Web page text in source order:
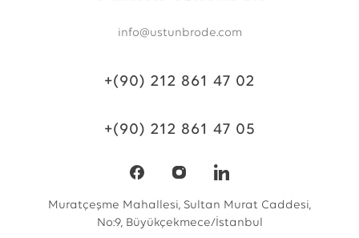
info@ustunbrode.com
+(90) 212 861 47 02
+(90) 212 861 47 05
Muratçeşme Mahallesi, Sultan Murat Caddesi,
No:9, Büyükçekmece/İstanbul